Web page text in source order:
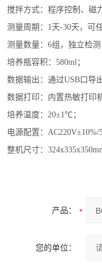
搅拌方式：程序控制、磁
测量周期：1天-30天，可
测量数量：6组，独立检测
培养瓶容积：580ml；
数据输出：通过USB口导
数据打印：内置热敏打印机
培养温度：20±1℃；
电源配置：AC220V±10%/
整机尺寸：
产品：
您的单位：